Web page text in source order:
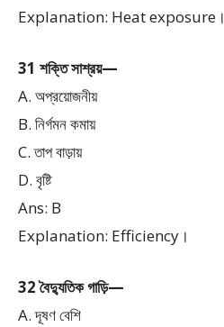
Explanation: Heat exposure।
31 শক্তি সাশ্রয়—
A. অপ্রয়োজনীয়
B. নির্গমন কমায়
C. তাপ বাড়ায়
D. বৃষ্টি
Ans: B
Explanation: Efficiency।
32 বৈদ্যুতিক গাড়ি—
A. দূষণ বেশি